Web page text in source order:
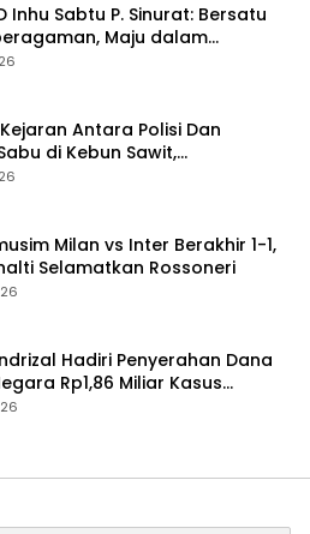
Inhu Sabtu P. Sinurat: Bersatu
Maju dalam
di HUT ke-69 Provinsi Riau
Antara Polisi Dan
di Kebun Sawit,
Polres Inhu Ringkus Dua
Milan vs Inter Berakhir 1-1,
Selamatkan Rossoneri
Hadiri Penyerahan Dana
Rp1,86 Miliar Kasus
Indra Arta